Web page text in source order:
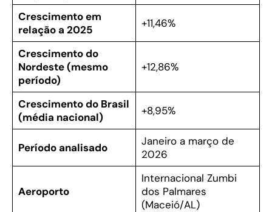
Crescimento em
relação a 2025
+11,46%
Crescimento do
Nordeste (mesmo
período)
+12,86%
Crescimento do Brasil
(média nacional)
+8,95%
Período analisado
Janeiro a março de
2026
Aeroporto
Internacional Zumbi
dos Palmares
(Maceió/AL)